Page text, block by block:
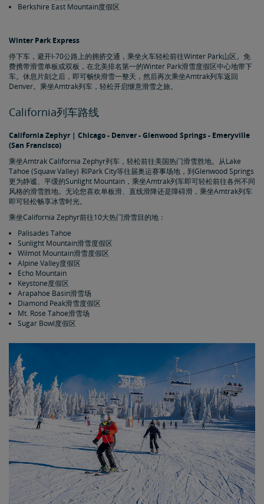
Berkshire East Mountain度假区
Winter Park Express
停下车，避开I-70公路上的拥挤交通，乘坐火车轻松前往Winter Park山区。免
费携带滑雪单板或双板，在北美排名第一的Winter Park滑雪度假区中心地带下
车。休息片刻之后，即可畅快滑雪一整天，然后再次乘坐Amtrak列车返回
Denver。乘坐Amtrak列车，轻松开启惬意滑雪之旅。
California列车路线
California Zephyr | Chicago - Denver - Glenwood Springs - Emeryville
(San Francisco)
乘坐Amtrak California Zephyr列车，轻松前往美国热门滑雪胜地。从Lake
Tahoe (Squaw Valley) 和Park City等往届奥运赛事场地，到Glenwood Springs
更为静谧、平缓的Sunlight Mountain，乘坐Amtrak列车即可轻松前往各州不同
风格的滑雪胜地。无论您喜欢单板滑、直线滑降还是障碍滑，乘坐Amtrak列车
即可轻松畅享冰雪时光。
乘坐California Zephyr前往10大热门滑雪目的地：
Palisades Tahoe
Sunlight Mountain滑雪度假区
Wilmot Mountain滑雪度假区
Alpine Valley度假区
Echo Mountain
Keystone度假区
Arapahoe Basin滑雪场
Diamond Peak滑雪度假区
Mt. Rose Tahoe滑雪场
Sugar Bowl度假区